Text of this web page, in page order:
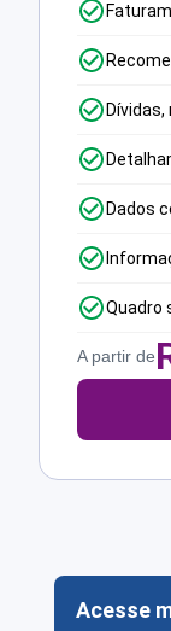
Dados
Quadro
A partir de
Acesse